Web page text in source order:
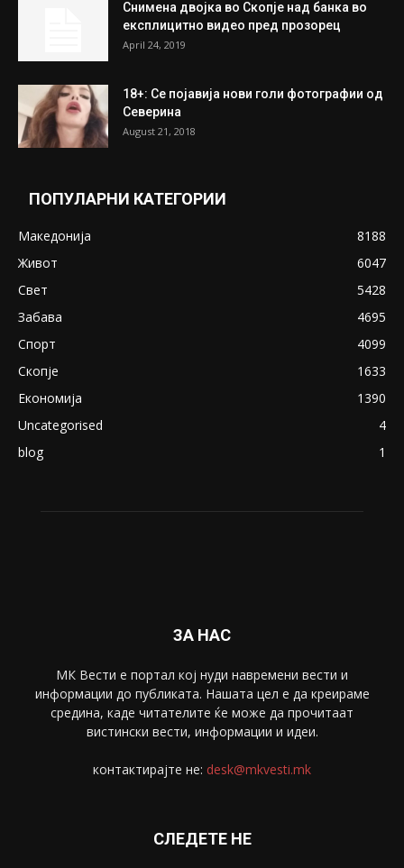
Снимена двојка во Скопје над банка во
експлицитно видео пред прозорец
April 24, 2019
18+: Се појавија нови голи фотографии од
Северина
August 21, 2018
ПОПУЛАРНИ КАТЕГОРИИ
Македонија
8188
Живот
6047
Свет
5428
Забава
4695
Спорт
4099
Скопје
1633
Економија
1390
Uncategorised
4
blog
1
ЗА НАС
МК Вести е портал коj нуди навремени вести и
информации до публиката. Нашата цел е да креираме
средина, каде читателите ќе може да прочитаат
вистински вести, информации и идеи.
контактирајте не: desk@mkvesti.mk
СЛЕДЕТЕ НЕ